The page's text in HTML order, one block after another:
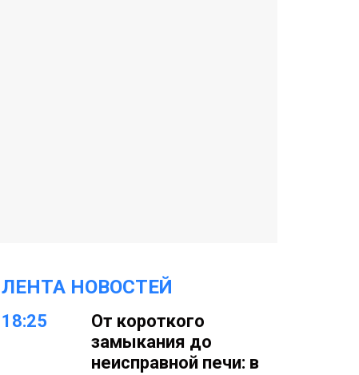
ЛЕНТА НОВОСТЕЙ
18:25
От короткого
замыкания до
неисправной печи: в